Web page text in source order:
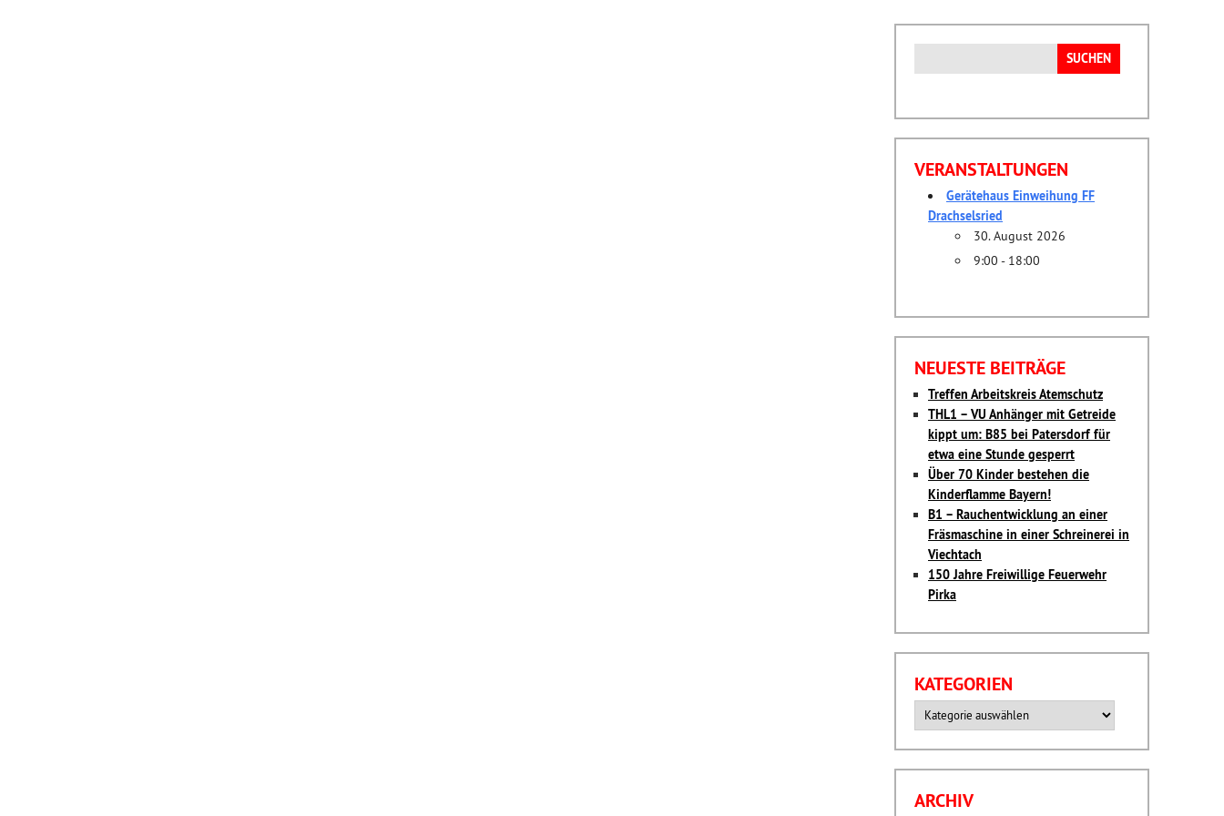
nach:
VERANSTALTUNGEN
Gerätehaus Einweihung FF
Drachselsried
30. August 2026
9:00 - 18:00
NEUESTE BEITRÄGE
Treffen Arbeitskreis Atemschutz
THL1 – VU Anhänger mit Getreide
kippt um: B85 bei Patersdorf für
etwa eine Stunde gesperrt
Über 70 Kinder bestehen die
Kinderflamme Bayern!
B1 – Rauchentwicklung an einer
Fräsmaschine in einer Schreinerei in
Viechtach
150 Jahre Freiwillige Feuerwehr
Pirka
KATEGORIEN
Kategorien
ARCHIV